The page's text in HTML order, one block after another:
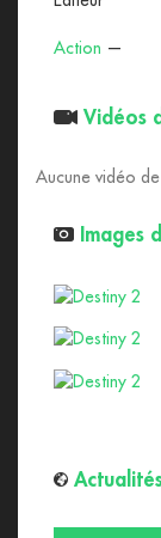
Action —
Vidéos
Aucune vidéo
Images